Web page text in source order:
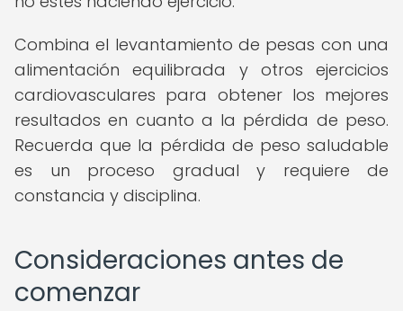
Combina el levantamiento de pesas con una
alimentación equilibrada y otros ejercicios
cardiovasculares para obtener los mejores
resultados en cuanto a la pérdida de peso.
Recuerda que la pérdida de peso saludable
es un proceso gradual y requiere de
constancia y disciplina.
Consideraciones antes de
comenzar